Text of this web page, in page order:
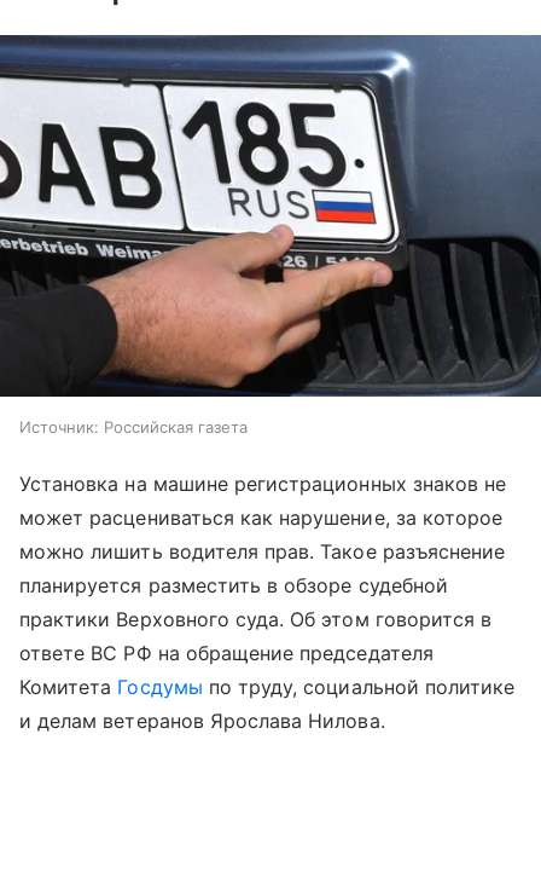
Источник: Российская газета
Установка на машине регистрационных знаков не
может расцениваться как нарушение, за которое
можно лишить водителя прав. Такое разъяснение
планируется разместить в обзоре судебной
практики Верховного суда. Об этом говорится в
ответе ВС РФ на обращение председателя
Комитета Госдумы по труду, социальной политике
и делам ветеранов Ярослава Нилова.